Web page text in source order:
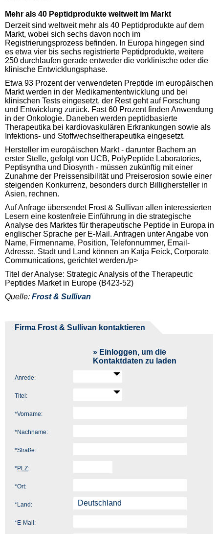
Mehr als 40 Peptidprodukte weltweit im Markt
Derzeit sind weltweit mehr als 40 Peptidprodukte auf dem
Markt, wobei sich sechs davon noch im
Registrierungsprozess befinden. In Europa hingegen sind
es etwa vier bis sechs registrierte Peptidprodukte, weitere
250 durchlaufen gerade entweder die vorklinische oder die
klinische Entwicklungsphase.
Etwa 93 Prozent der verwendeten Preptide im europäischen
Markt werden in der Medikamententwicklung und bei
klinischen Tests eingesetzt, der Rest geht auf Forschung
und Entwicklung zurück. Fast 60 Prozent finden Anwendung
in der Onkologie. Daneben werden peptidbasierte
Therapeutika bei kardiovaskulären Erkrankungen sowie als
Infektions- und Stoffwechseltherapeutika eingesetzt.
Hersteller im europäischen Markt - darunter Bachem an
erster Stelle, gefolgt von UCB, PolyPeptide Laboratories,
Peptisyntha und Diosynth - müssen zukünftig mit einer
Zunahme der Preissensibilität und Preiserosion sowie einer
steigenden Konkurrenz, besonders durch Billighersteller in
Asien, rechnen.
Auf Anfrage übersendet Frost & Sullivan allen interessierten
Lesern eine kostenfreie Einführung in die strategische
Analyse des Marktes für therapeutische Peptide in Europa in
englischer Sprache per E-Mail. Anfragen unter Angabe von
Name, Firmenname, Position, Telefonnummer, Email-
Adresse, Stadt und Land können an Katja Feick, Corporate
Communications, gerichtet werden./p>
Titel der Analyse: Strategic Analysis of the Therapeutic
Peptides Market in Europe (B423-52)
Quelle: Frost & Sullivan
Firma Frost & Sullivan kontaktieren
» Einloggen, um die
Kontaktdaten zu laden
Anrede:
Titel:
*Vorname:
*Nachname:
*Straße:
*PLZ:
*Ort:
*Land:
*E-Mail: